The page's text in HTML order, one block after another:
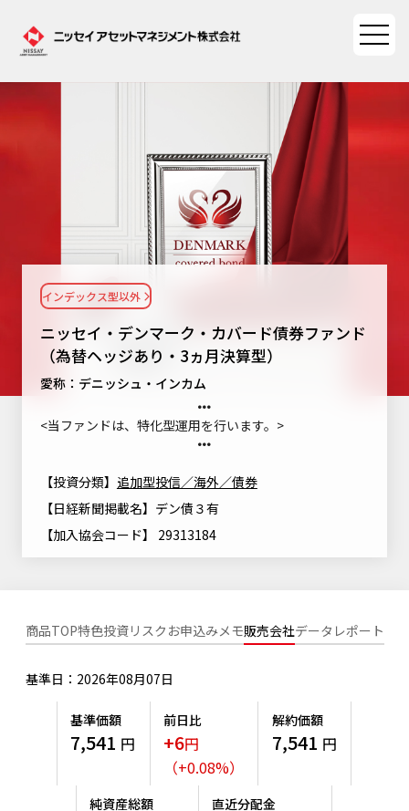
ファンド検索
ファンド比較
決算カレンダー
海外休日カレンダー
投資信託新商品のご案内
ちょこっと3分！ファンドシアター
確定拠出年金制度について
確定拠出年金での商品の選び方について
確定拠出年金 基準価額一覧
マーケット情報
マーケット情報TOP
マーケット指数
マーケットレポート
大関 洋の「十字路」
資産形成ポータル
資産形成ポータルTOP
資産形成サービス
Goal Navi
資産形成サポート
NAMシティ
サステナビリティ
サステナビリティTOP
トップメッセージ
サステナビリティ経営基本方針
ニッセイアセットの重要課題
サステナビリティへの取り組み
サステナビリティレポート
日本版スチュワードシップ・コードへの対応
ニッセイアセットについて
ニッセイアセットについてTOP
プレスリリース
受賞歴
採用情報
採用情報
資産形成はじめるなら
ニッセイ・デンマーク・カバード債券ファンド
（為替ヘッジあり・3ヵ月決算型）
愛称：デニッシュ・インカム
インデックス型以外
<当ファンドは、特化型運用を行います。>
【投資分類】 追加型投信／海外／債券
【日経新聞掲載名】デン債３有
【加入協会コード】 29313184
商品TOP特色投資リスク お申込みメモ販売会社データ レポート
基準日：2026年08月07日
基準価額
7,541 円
前日比
+6円
（+0.08%）
解約価額
7,541 円
純資産総額 直近分配金